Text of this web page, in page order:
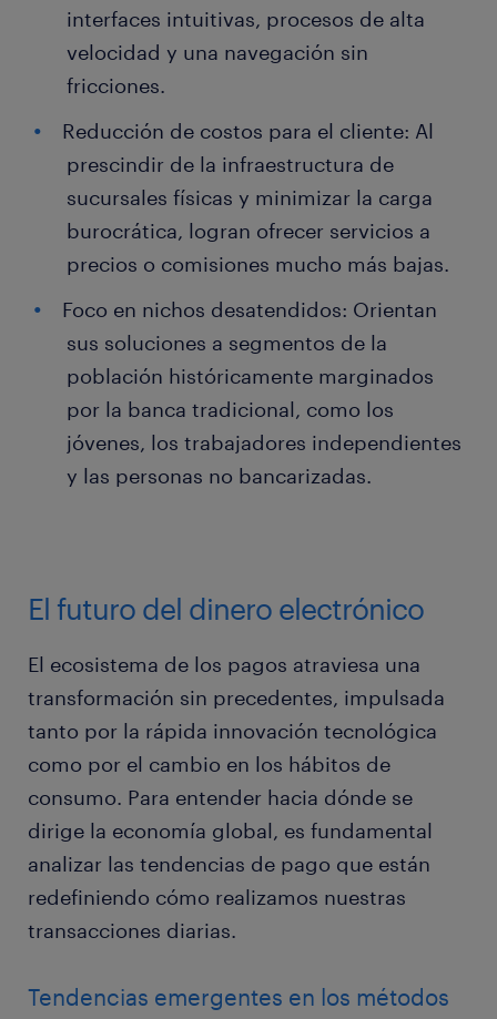
interfaces intuitivas, procesos de alta
velocidad y una navegación sin
fricciones.
Reducción de costos para el cliente: Al
prescindir de la infraestructura de
sucursales físicas y minimizar la carga
burocrática, logran ofrecer servicios a
precios o comisiones mucho más bajas.
Foco en nichos desatendidos: Orientan
sus soluciones a segmentos de la
población históricamente marginados
por la banca tradicional, como los
jóvenes, los trabajadores independientes
y las personas no bancarizadas.
El futuro del dinero electrónico
El ecosistema de los pagos atraviesa una
transformación sin precedentes, impulsada
tanto por la rápida innovación tecnológica
como por el cambio en los hábitos de
consumo. Para entender hacia dónde se
dirige la economía global, es fundamental
analizar las tendencias de pago que están
redefiniendo cómo realizamos nuestras
transacciones diarias.
Tendencias emergentes en los métodos